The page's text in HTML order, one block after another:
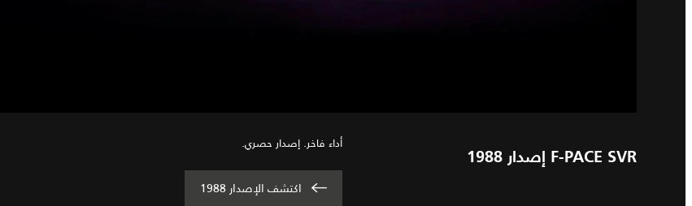
F-PACE SVR إصدار 1988
أداء فاخر. إصدار حصري.
اكتشف الإصدار 1988